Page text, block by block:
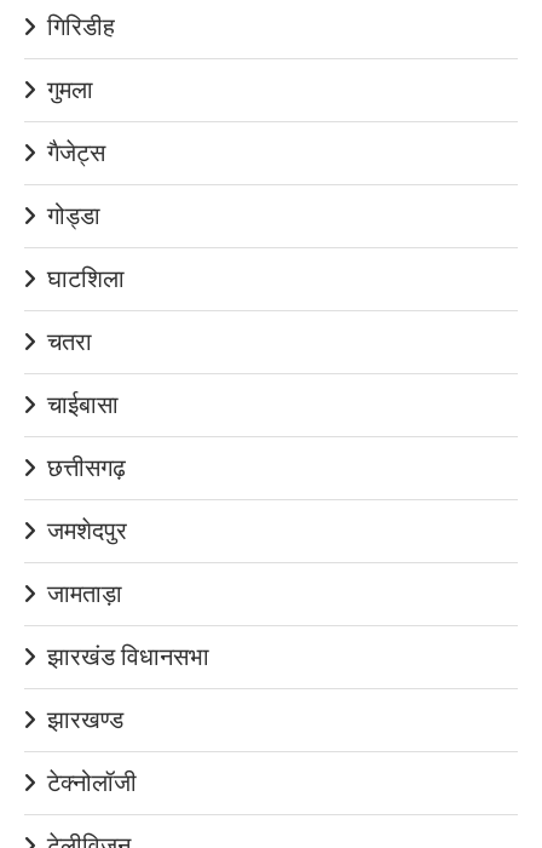
गिरिडीह
गुमला
गैजेट्स
गोड्डा
घाटशिला
चतरा
चाईबासा
छत्तीसगढ़
जमशेदपुर
जामताड़ा
झारखंड विधानसभा
झारखण्ड
टेक्नोलॉजी